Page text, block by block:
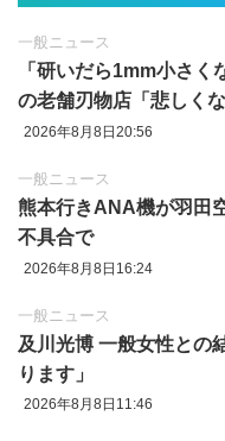
一般ニュース
「研いだら1mm小さく
の老舗刃物店「悲しくな
2026年8月8日20:56
一般ニュース
熊本行きANA機が羽田
不具合で
2026年8月8日16:24
一般ニュース
及川光博 一般女性との
ります」
2026年8月8日11:46